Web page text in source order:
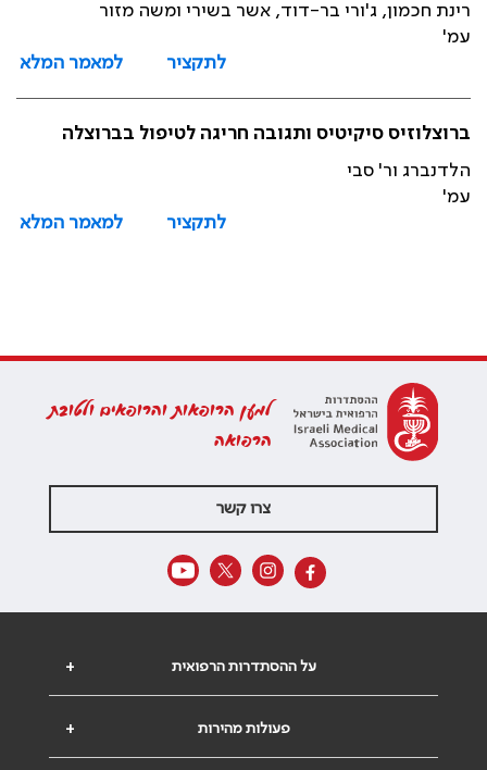
רינת חכמון, ג'ורי בר-דוד, אשר בשירי ומשה מזור
עמ'
לתקציר
למאמר המלא
ברוצלוזיס סיקיטיס ותגובה חריגה לטיפול בברוצלה
הלדנברג ור' סבי
עמ'
לתקציר
למאמר המלא
למען הרופאות והרופאים ולטובת
הרפואה
צרו קשר
+ על ההסתדרות הרפואית
+ פעולות מהירות